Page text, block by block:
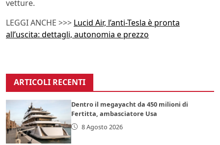
vetture.
LEGGI ANCHE >>> Lucid Air, l’anti-Tesla è pronta
all’uscita: dettagli, autonomia e prezzo
ARTICOLI RECENTI
Dentro il megayacht da 450 milioni di
Fertitta, ambasciatore Usa
8 Agosto 2026